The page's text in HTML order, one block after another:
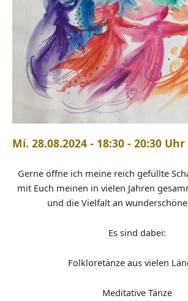
Mi. 28.08.2024 - 18:30 - 20:30 Uhr
Gerne öffne ich meine reich gefüllte
mit Euch meinen in vielen Jahren
und die Vielfalt an
Es sind dabei:
Folkloretänze aus vielen
Meditative Tänze